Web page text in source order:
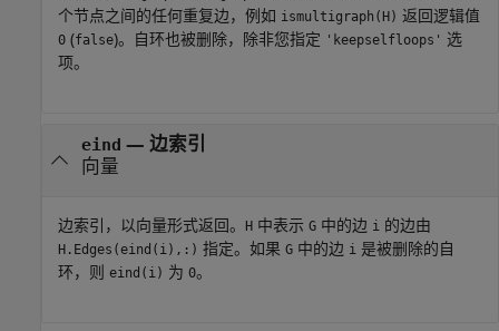
个节点之间的任何重复边，例如 ismultigraph(H) 返回逻辑值
0 (false)。自环也被删除，除非您指定 'keepselfloops' 选
项。
eind — 边索引
向量
边索引，以向量形式返回。 H 中表示 G 中的边 i 的边由
H.Edges(eind(i),:) 指定。如果 G 中的边 i 是被删除的自
环，则 eind(i) 为 0。